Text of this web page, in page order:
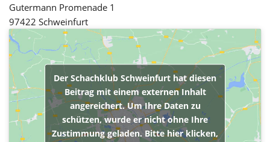
Gutermann Promenade 1
97422 Schweinfurt
Der Schachklub Schweinfurt hat diesen
Beitrag mit einem externen Inhalt
angereichert. Um Ihre Daten zu
schützen, wurde er nicht ohne Ihre
Zustimmung geladen. Bitte hier klicken,